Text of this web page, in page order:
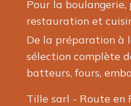
Pour la boulangerie,
restauration et
De la préparation à
sélection complète
batteurs, fours,
Tille sarl - Route en